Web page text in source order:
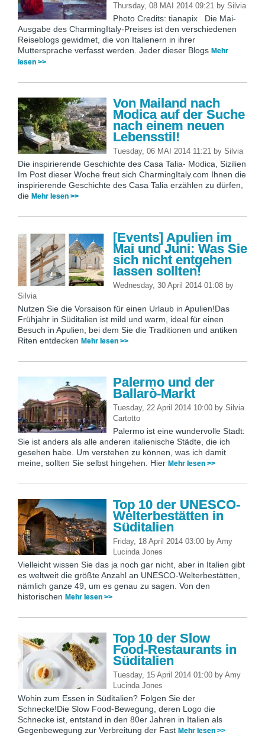
Thursday, 08 MAI 2014 09:21 by Silvia
Photo Credits: tianapix Die Mai-
Ausgabe des CharmingItaly-Preises ist den verschiedenen
Reiseblogs gewidmet, die von Italienern in ihrer
Muttersprache verfasst werden. Jeder dieser Blogs Mehr
lesen >>
Von Mailand nach
Modica auf der Suche
nach einem neuen
Lebensstil!
Tuesday, 06 MAI 2014 11:21 by Silvia
Die inspirierende Geschichte des Casa Talia- Modica, Sizilien
Im Post dieser Woche freut sich CharmingItaly.com Ihnen die
inspirierende Geschichte des Casa Talia erzählen zu dürfen,
die Mehr lesen >>
[Events] Apulien im
Mai und Juni: Was Sie
sich nicht entgehen
lassen sollten!
Wednesday, 30 April 2014 01:08 by
Silvia
Nutzen Sie die Vorsaison für einen Urlaub in Apulien!Das
Frühjahr in Süditalien ist mild und warm, ideal für einen
Besuch in Apulien, bei dem Sie die Traditionen und antiken
Riten entdecken Mehr lesen >>
Palermo und der
Ballarò-Markt
Tuesday, 22 April 2014 10:00 by Silvia
Cartotto
Palermo ist eine wundervolle Stadt:
Sie ist anders als alle anderen italienische Städte, die ich
gesehen habe. Um verstehen zu können, was ich damit
meine, sollten Sie selbst hingehen. Hier Mehr lesen >>
Top 10 der UNESCO-
Welterbestätten in
Süditalien
Friday, 18 April 2014 03:00 by Amy
Lucinda Jones
Vielleicht wissen Sie das ja noch gar nicht, aber in Italien gibt
es weltweit die größte Anzahl an UNESCO-Welterbestätten,
nämlich ganze 49, um es genau zu sagen. Von den
historischen Mehr lesen >>
Top 10 der Slow
Food-Restaurants in
Süditalien
Tuesday, 15 April 2014 01:00 by Amy
Lucinda Jones
Wohin zum Essen in Süditalien? Folgen Sie der
Schnecke!Die Slow Food-Bewegung, deren Logo die
Schnecke ist, entstand in den 80er Jahren in Italien als
Gegenbewegung zur Verbreitung der Fast Mehr lesen >>